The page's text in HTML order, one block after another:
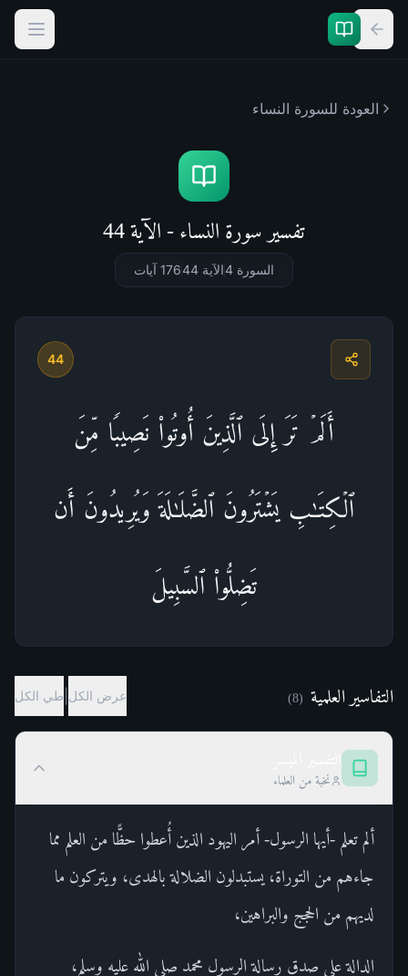
العودة للسورة النساء
تفسير سورة النساء - الآية 44
السورة 4 الآية 44 176 آيات
44
أَلَمۡ تَرَ إِلَى ٱلَّذِینَ أُوتُوا۟ نَصِیبࣰا مِّنَ
ٱلۡكِتَـٰبِ یَشۡتَرُونَ ٱلضَّلَـٰلَةَ وَیُرِیدُونَ أَن
تَضِلُّوا۟ ٱلسَّبِیلَ
التفاسير العلمية (
8
) عرض الكل طي الكل
نخبة من العلماء
ألم تعلم -أيها الرسول- أمر اليهود الذين أُعطوا حظًّا من العلم مما
جاءهم من التوراة، يستبدلون الضلالة بالهدى، ويتركون ما
لديهم من الحجج والبراهين،
الدالة على صدق رسالة الرسول محمد صلى الله عليه وسلم،